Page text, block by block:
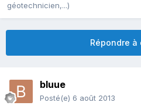
géotechnicien,...)
Répondre à
bluue
Posté(e) 6 août 2013